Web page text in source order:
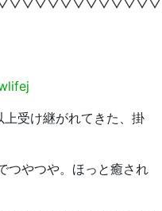
受け継がれてきた、掛
つやつや。ほっと癒され